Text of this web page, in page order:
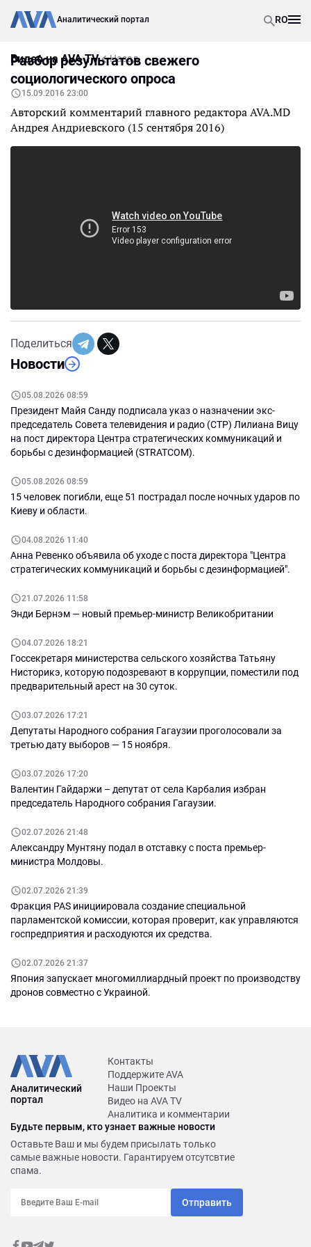
Аналитический портал RO
Видео на AVA TV Назад
Новости
05.08.2026 08:59
Президент Майя Санду подписала указ о назначении экс-
председатель Совета телевидения и радио (СТР) Лилиана Вицу
на пост директора Центра стратегических коммуникаций и
борьбы с дезинформацией (STRATCOM).
05.08.2026 08:59
15 человек погибли, еще 51 пострадал после ночных ударов по
Киеву и области.
04.08.2026 11:40
Анна Ревенко объявила об уходе с поста директора "Центра
стратегических коммуникаций и борьбы с дезинформацией".
21.07.2026 11:58
Энди Бернэм — новый премьер-министр Великобритании
04.07.2026 18:21
Госсекретаря министерства сельского хозяйства Татьяну
Нисторикэ, которую подозревают в коррупции, поместили под
предварительный арест на 30 суток.
03.07.2026 17:21
Депутаты Народного собрания Гагаузии проголосовали за
третью дату выборов — 15 ноября.
03.07.2026 17:20
Валентин Гайдаржи – депутат от села Карбалия избран
председатель Народного собрания Гагаузии.
02.07.2026 21:48
Александру Мунтяну подал в отставку с поста премьер-
министра Молдовы.
02.07.2026 21:39
Фракция PAS инициировала создание специальной
парламентской комиссии, которая проверит, как управляются
госпредприятия и расходуются их средства.
02.07.2026 21:37
Япония запускает многомиллиардный проект по производству
дронов совместно с Украиной.
Разбор результатов свежего
социологического опроса
15.09.2016 23:00
Авторский комментарий главного редактора AVA.MD
Андрея Андриевского (15 сентября 2016)
Поделиться
Аналитический
портал
Контакты
Поддержите AVA
Наши Проекты
Видео на AVA TV
Аналитика и комментарии
Будьте первым, кто узнает важные новости
Оставьте Ваш и мы будем присылать только
самые важные новости. Гарантируем отсутсвтие
спама.
Отправить